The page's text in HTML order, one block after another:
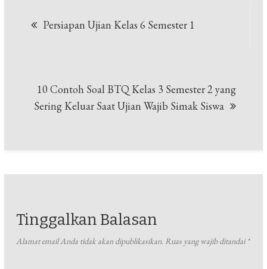
Persiapan Ujian Kelas 6 Semester 1
10 Contoh Soal BTQ Kelas 3 Semester 2 yang
Sering Keluar Saat Ujian Wajib Simak Siswa
Tinggalkan Balasan
Alamat email Anda tidak akan dipublikasikan. Ruas yang wajib ditandai *